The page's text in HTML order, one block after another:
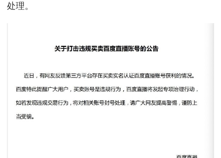
处理。